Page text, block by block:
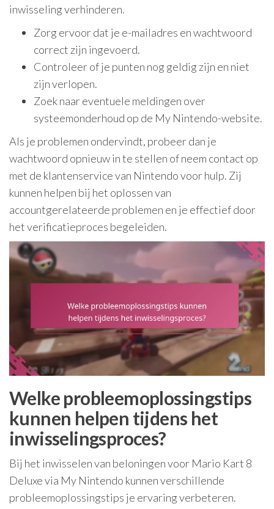
inwisseling verhinderen.
Zorg ervoor dat je e-mailadres en wachtwoord
correct zijn ingevoerd.
Controleer of je punten nog geldig zijn en niet
zijn verlopen.
Zoek naar eventuele meldingen over
systeemonderhoud op de My Nintendo-website.
Als je problemen ondervindt, probeer dan je
wachtwoord opnieuw in te stellen of neem contact op
met de klantenservice van Nintendo voor hulp. Zij
kunnen helpen bij het oplossen van
accountgerelateerde problemen en je effectief door
het verificatieproces begeleiden.
Welke probleemoplossingstips
kunnen helpen tijdens het
inwisselingsproces?
Bij het inwisselen van beloningen voor Mario Kart 8
Deluxe via My Nintendo kunnen verschillende
probleemoplossingstips je ervaring verbeteren.